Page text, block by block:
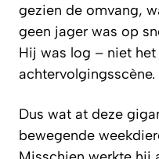
gezien de omvang,
geen jager was op
Hij was log – niet
achtervolgingsscène.
Dus wat at deze
bewegende